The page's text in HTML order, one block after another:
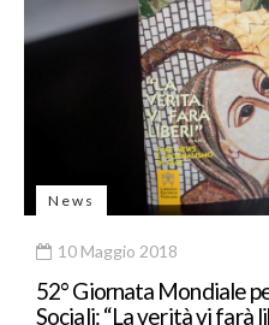
News
10 Maggio 2018
52° Giornata Mondiale
Sociali: “La verità vi farà